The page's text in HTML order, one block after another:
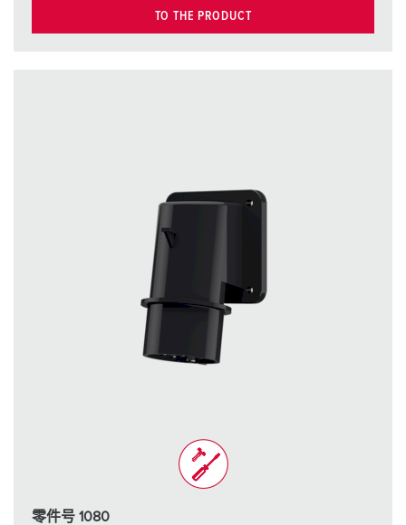
TO THE PRODUCT
零件号 1080